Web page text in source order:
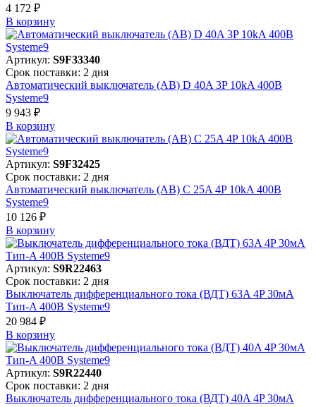
4 172 ₽
В корзинy
Артикул: S9F33340
Срок поставки: 2 дня
Автоматический выключатель (АВ) D 40A 3P 10kA 400В
Systeme9
9 943 ₽
В корзинy
Артикул: S9F32425
Срок поставки: 2 дня
Автоматический выключатель (АВ) C 25A 4P 10kA 400В
Systeme9
10 126 ₽
В корзинy
Артикул: S9R22463
Срок поставки: 2 дня
Выключатель дифференциального тока (ВДТ) 63A 4P 30мА
Тип-A 400В Systeme9
20 984 ₽
В корзинy
Артикул: S9R22440
Срок поставки: 2 дня
Выключатель дифференциального тока (ВДТ) 40A 4P 30мА